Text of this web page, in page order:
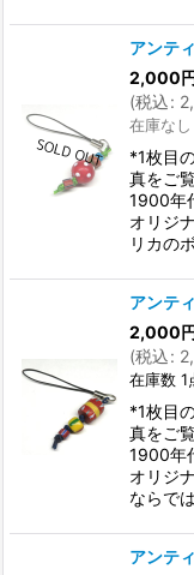
アンテ
2,000
(税込:
在庫なし
*1枚目
真をご
1900年
オリジ
リカの
アンテ
2,000
(税込:
在庫数 1
*1枚目
真をご
1900年
オリジ
ならで
アンテ